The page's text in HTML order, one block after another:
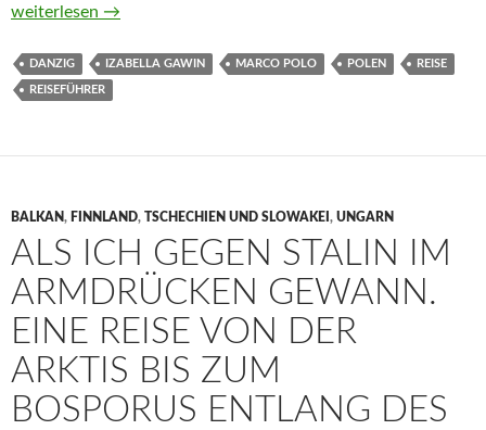
MARCO POLO Danzig von Izabella Gawin
weiterlesen →
DANZIG IZABELLA GAWIN MARCO POLO POLEN REISE
REISEFÜHRER
BALKAN, FINNLAND, TSCHECHIEN UND SLOWAKEI , UNGARN
ALS ICH GEGEN STALIN IM
ARMDRÜCKEN GEWANN.
EINE REISE VON DER
ARKTIS BIS ZUM
BOSPORUS ENTLANG DES